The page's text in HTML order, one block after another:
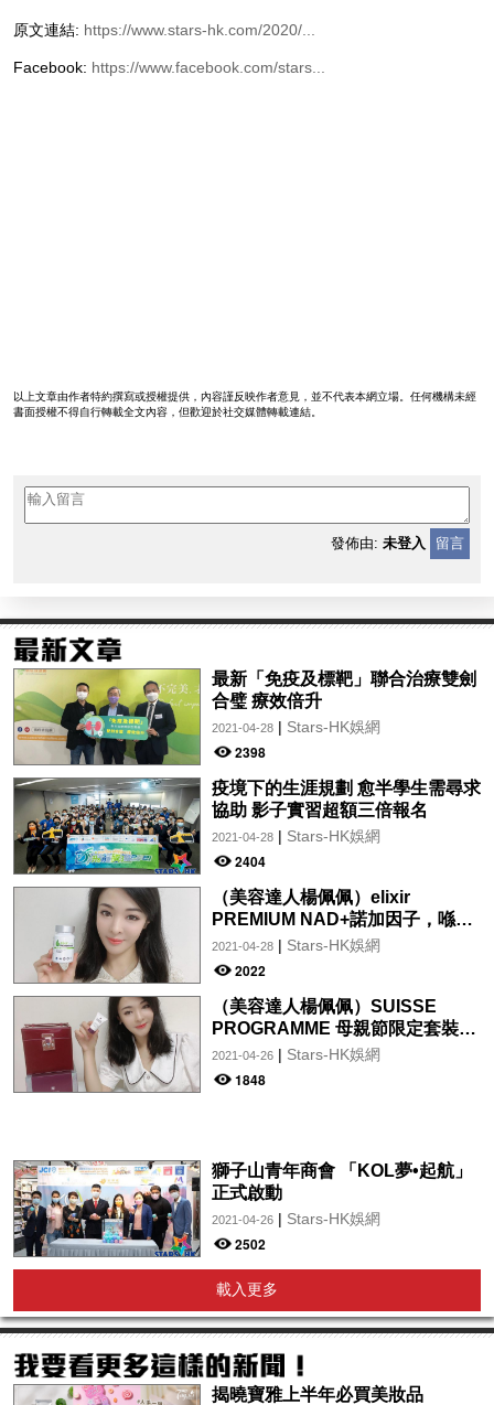
原文連結: https://www.stars-hk.com/2020/...
Facebook: https://www.facebook.com/stars...
以上文章由作者特約撰寫或授權提供，內容謹反映作者意見，並不代表本網立場。任何機構未經
書面授權不得自行轉載全文內容，但歡迎於社交媒體轉載連結。
發佈由: 未登入 留言
最新「免疫及標靶」聯合治療雙劍
合璧 療效倍升
2021-04-28| Stars-HK娛網
2398
疫境下的生涯規劃 愈半學生需尋求
協助 影子實習超額三倍報名
2021-04-28| Stars-HK娛網
2404
（美容達人楊佩佩）elixir
PREMIUM NAD+諾加因子，喺一
種全面性嘅抗衰老產品！
2021-04-28| Stars-HK娛網
2022
（美容達人楊佩佩）SUISSE
PROGRAMME 母親節限定套裝超
抵啊！
2021-04-26| Stars-HK娛網
1848
獅子山青年商會 「KOL夢•起航」
正式啟動
2021-04-26| Stars-HK娛網
2502
載入更多
揭曉寶雅上半年必買美妝品